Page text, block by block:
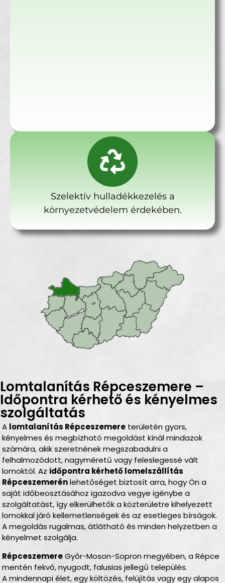
Szelektív hulladékkezelés a
környezetvédelem érdekében.
Lomtalanítás Répceszemere –
Időpontra kérhető és kényelmes
szolgáltatás
A lomtalanítás Répceszemere területén gyors,
kényelmes és megbízható megoldást kínál mindazok
számára, akik szeretnének megszabadulni a
felhalmozódott, nagyméretű vagy feleslegessé vált
lomoktól. Az időpontra kérhető lomelszállítás
Répceszemerénlehetőséget biztosít arra, hogy Ön a
saját időbeosztásához igazodva vegye igénybe a
szolgáltatást, így elkerülhetők a közterületre kihelyezett
lomokkal járó kellemetlenségek és az esetleges bírságok.
A megoldás rugalmas, átlátható és minden helyzetben a
kényelmet szolgálja.
RépceszemereGyőr-Moson-Sopron megyében, a Répce
mentén fekvő, nyugodt, falusias jellegű település.
A mindennapi élet, egy költözés, felújítás vagy egy alapos